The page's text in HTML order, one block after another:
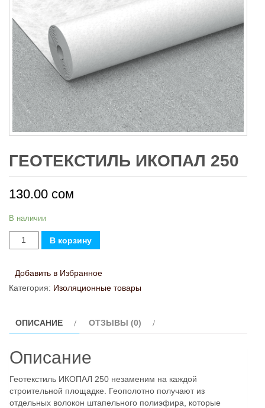
ГЕОТЕКСТИЛЬ ИКОПАЛ 250
130.00 сом
В наличии
Количество
товара
В корзину
Добавить в Избранное
Категория: Изоляционные товары
ОПИСАНИЕ ОТЗЫВЫ (0)
Описание
Геотекстиль ИКОПАЛ 250 незаменим на каждой
строительной площадке. Геополотно получают из
отдельных волокон штапельного полиэфира, которые